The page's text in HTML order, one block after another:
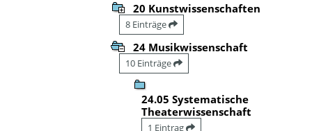
20 Kunstwissenschaften
8 Einträge
24 Musikwissenschaft
10 Einträge
24.05 Systematische
Theaterwissenschaft
1 Eintrag